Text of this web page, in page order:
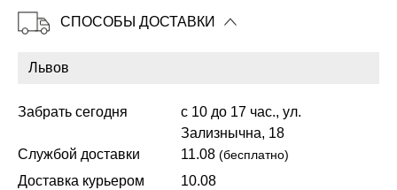
Копировать
СПОСОБЫ ДОСТАВКИ
Забрать сегодня
с 10 до 17 час., ул.
Зализнычна, 18
Службой доставки
11.08 (бесплатно)
Доставка курьером 10.08